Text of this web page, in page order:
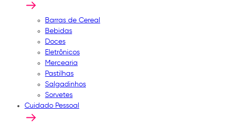
Barras de Cereal
Bebidas
Doces
Eletrônicos
Mercearia
Pastilhas
Salgadinhos
Sorvetes
Cuidado Pessoal